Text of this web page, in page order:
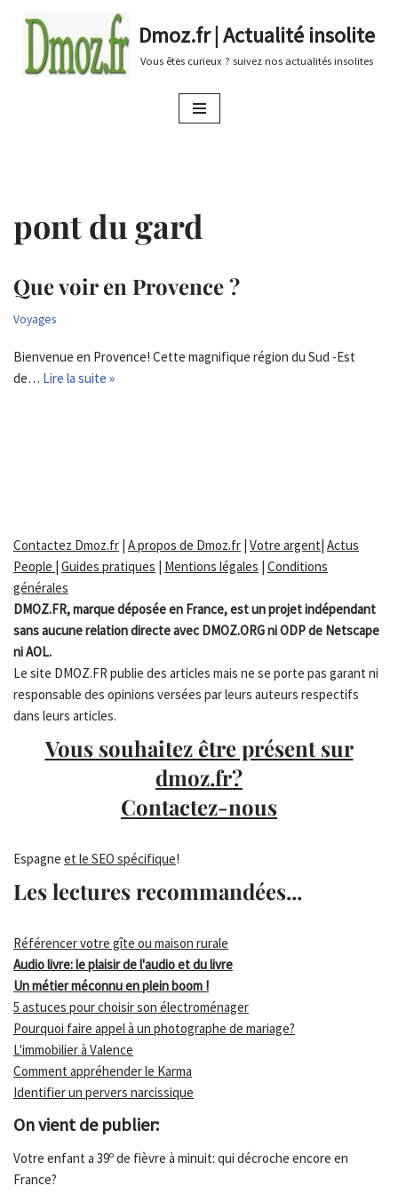
au
Dmoz.fr | Actualité insolite
Vous êtes curieux ? suivez nos actualités insolites
pont du gard
Que voir en Provence ?
Voyages
Bienvenue en Provence! Cette magnifique région du Sud -Est
de… Lire la suite »
Contactez Dmoz.fr | A propos de Dmoz.fr | Votre argent| Actus
People | Guides pratiques | Mentions légales | Conditions
générales
DMOZ.FR, marque déposée en France, est un projet indépendant
sans aucune relation directe avec DMOZ.ORG ni ODP de Netscape
ni AOL.
Le site DMOZ.FR publie des articles mais ne se porte pas garant ni
responsable des opinions versées par leurs auteurs respectifs
dans leurs articles.
Vous souhaitez être présent sur
dmoz.fr?
Contactez-nous
Espagne et le SEO spécifique!
Les lectures recommandées...
Référencer votre gîte ou maison rurale
Audio livre: le plaisir de l'audio et du livre
Un métier méconnu en plein boom !
5 astuces pour choisir son électroménager
Pourquoi faire appel à un photographe de mariage?
L'immobilier à Valence
Comment appréhender le Karma
Identifier un pervers narcissique
On vient de publier:
Votre enfant a 39º de fièvre à minuit: qui décroche encore en
France?